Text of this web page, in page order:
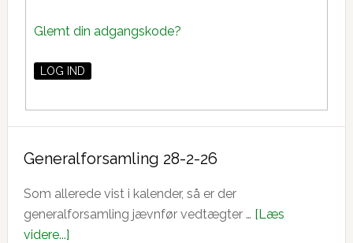
Glemt din adgangskode?
Generalforsamling 28-2-26
Som allerede vist i kalender, så er der
generalforsamling jævnfør vedtægter … [Læs
videre...]om